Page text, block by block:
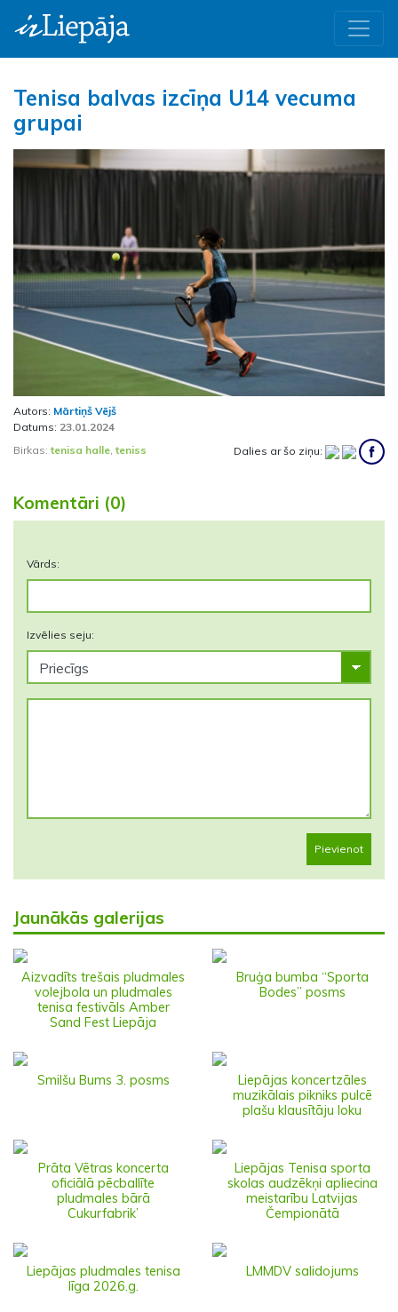
Tenisa balvas izcīņa U14 vecuma
grupai
Iepriekšējā
Autors: Mārtiņš Vējš
Datums: 23.01.2024
Birkas:tenisa halle,teniss Dalies ar šo ziņu:
Komentāri (0)
Vārds:
Izvēlies seju:
Pievienot
Jaunākās galerijas
Aizvadīts trešais pludmales
volejbola un pludmales
tenisa festivāls Amber
Sand Fest Liepāja
Bruģa bumba “Sporta
Bodes” posms
Smilšu Bums 3. posms
Liepājas koncertzāles
muzikālais pikniks pulcē
plašu klausītāju loku
Prāta Vētras koncerta
oficiālā pēcballīte
pludmales bārā
Cukurfabrik’
Liepājas Tenisa sporta
skolas audzēkņi apliecina
meistarību Latvijas
Čempionātā
Liepājas pludmales tenisa
līga 2026.g.
LMMDV salidojums